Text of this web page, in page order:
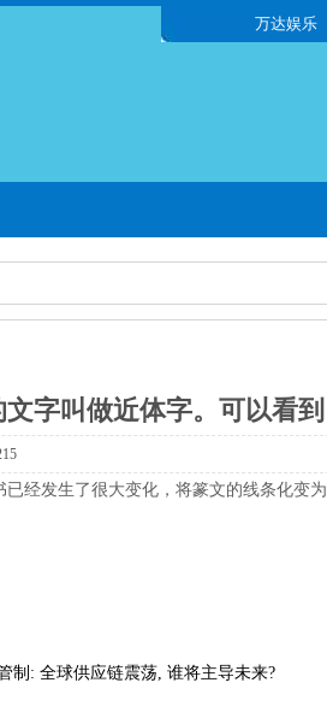
万达娱乐
字叫做近体字。可以看到
经发生了很大变化，将篆文的线条化变为
制: 全球供应链震荡, 谁将主导未来?